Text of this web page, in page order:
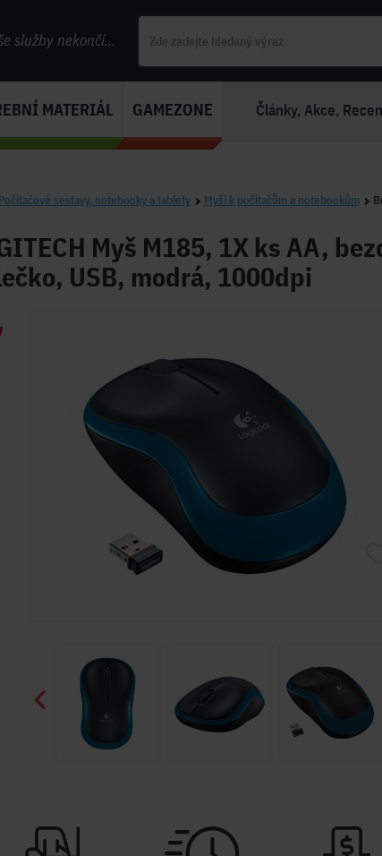
služby nekončí...
MATERIÁL GAMEZONE Články, Akce,
Počítačové sestavy, notebooky a tablety Myši k počítačům a notebookům
Myš M185, 1X ks AA,
USB, modrá, 1000dpi